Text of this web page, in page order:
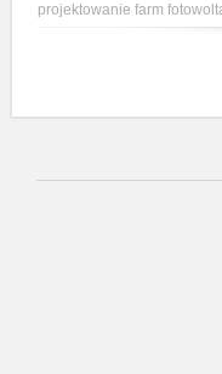
projektowanie farm